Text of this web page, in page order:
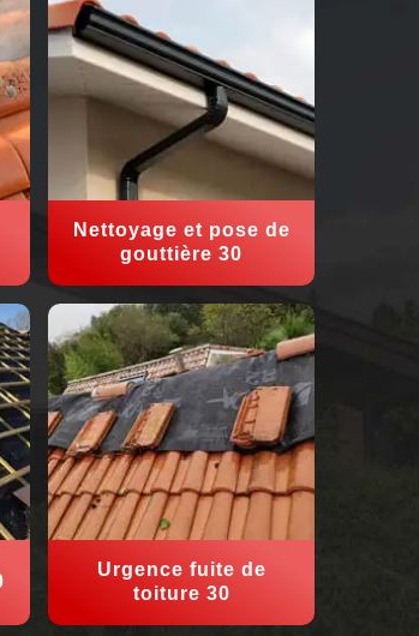
Nettoyage et pose de
gouttière 30
Urgence fuite de
toiture 30